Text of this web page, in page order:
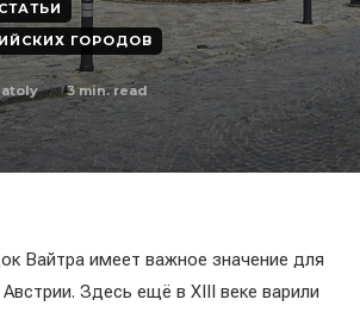
ГОРОДОВ
3min. read
Вайтра имеет важное значение для
Здесь ещё в XIII веке варили